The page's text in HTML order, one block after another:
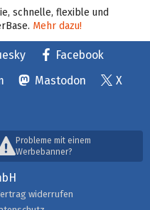
schnelle, flexible und
Mehr dazu!
Facebook
Mastodon
X
Probleme mit einem
Werbebanner?
widerrufen